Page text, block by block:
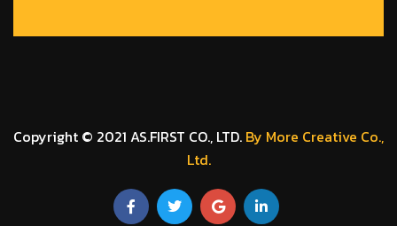
Copyright © 2021 AS.FIRST CO., LTD. By More Creative Co.,
Ltd.